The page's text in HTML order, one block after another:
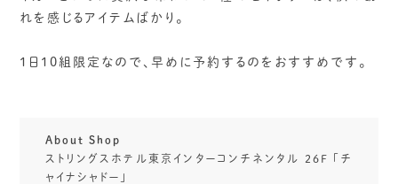
れを感じるアイテムばかり。
1日10組限定なので、早めに予約するのをおすすめです。
About Shop
ストリングスホテル東京インターコンチネンタル 26F 「チ
ャイナシャドー」